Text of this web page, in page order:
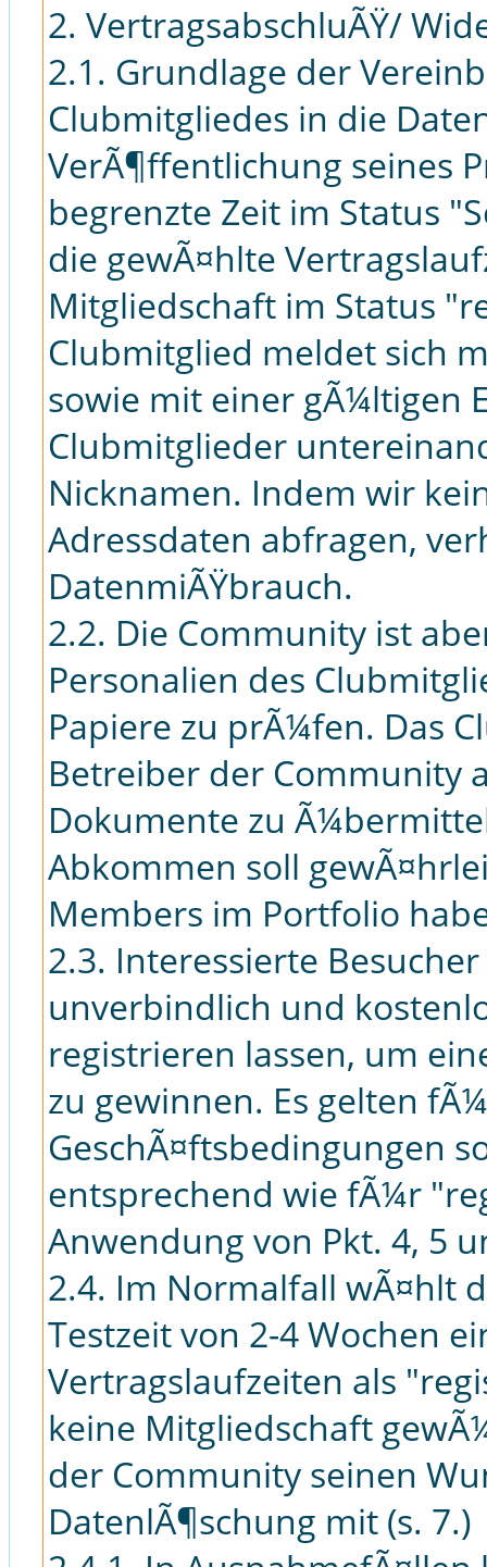
2. VertragsabschluÃŸ/
2.1. Grundlage der
Clubmitgliedes in die
VerÃ¶ffentlichung seines
begrenzte Zeit im Status
die gewÃ¤hlte
Mitgliedschaft im Status
Clubmitglied meldet sich
sowie mit einer gÃ¼ltigen
Clubmitglieder
Nicknamen. Indem wir
Adressdaten abfragen,
DatenmiÃŸbrauch.
2.2. Die Community ist
Personalien des
Papiere zu prÃ¼fen. Das
Betreiber der Community
Dokumente zu
Abkommen soll
Members im Portfolio
2.3. Interessierte
unverbindlich und
registrieren lassen, um
zu gewinnen. Es gelten
GeschÃ¤ftsbedingungen
entsprechend wie fÃ¼r
Anwendung von Pkt. 4, 5
2.4. Im Normalfall wÃ¤hlt
Testzeit von 2-4 Wochen
Vertragslaufzeiten als
keine Mitgliedschaft
der Community seinen
DatenlÃ¶schung mit (s. 7.)